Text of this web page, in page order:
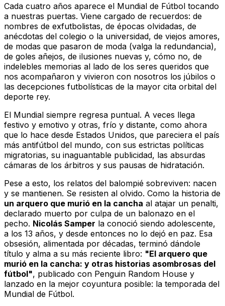
Cada cuatro años aparece el Mundial de Fútbol tocando
a nuestras puertas. Viene cargado de recuerdos: de
nombres de exfutbolistas, de épocas olvidadas, de
anécdotas del colegio o la universidad, de viejos amores,
de modas que pasaron de moda (valga la redundancia),
de goles añejos, de ilusiones nuevas y, cómo no, de
indelebles memorias al lado de los seres queridos que
nos acompañaron y vivieron con nosotros los júbilos o
las decepciones futbolísticas de la mayor cita orbital del
deporte rey.
El Mundial siempre regresa puntual. A veces llega
festivo y emotivo y otras, frío y distante, como ahora
que lo hace desde Estados Unidos, que pareciera el país
más antifútbol del mundo, con sus estrictas políticas
migratorias, su inaguantable publicidad, las absurdas
cámaras de los árbitros y sus pausas de hidratación.
Pese a esto, los relatos del balompié sobreviven: nacen
y se mantienen. Se resisten al olvido. Como la historia de
un arquero que murió en la cancha al atajar un penalti,
declarado muerto por culpa de un balonazo en el
pecho. Nicolás Samper la conoció siendo adolescente,
a los 13 años, y desde entonces no lo dejó en paz. Esa
obsesión, alimentada por décadas, terminó dándole
título y alma a su más reciente libro: "El arquero que
murió en la cancha: y otras historias asombrosas del
fútbol", publicado con Penguin Random House y
lanzado en la mejor coyuntura posible: la temporada del
Mundial de Fútbol.